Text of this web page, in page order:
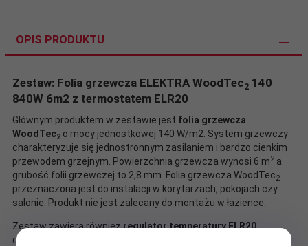
OPIS PRODUKTU
Zestaw: Folia grzewcza ELEKTRA WoodTec2 140
840W 6m2 z termostatem ELR20
Głównym produktem w zestawie jest folia grzewcza
WoodTec2 o mocy jednostkowej 140 W/m2. System grzewczy
charakteryzuje się jednostronnym zasilaniem i bardzo cienkim
przewodem grzejnym. Powierzchnia grzewcza wynosi 6 m2 a
grubość folii grzewczej to 2,8 mm. Folia grzewcza WoodTec2
przeznaczona jest do instalacji w korytarzach, pokojach czy
salonie. Produkt nie jest zalecany do montażu w łazience.
Zestaw zawiera równieżregulator temperatury ELR20
do sterowania systemem grzejnym. Termostat posiada